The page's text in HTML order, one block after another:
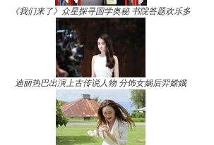
《我们来了》众星探寻国学奥秘 书院答题欢乐多
迪丽热巴出演上古传说人物 分饰女娲后羿嫦娥